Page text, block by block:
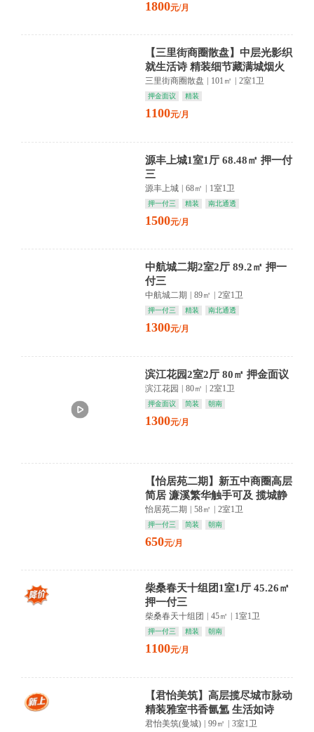
1800元/月
【三里街商圈散盘】中层光影织
就生活诗 精装细节藏满城烟火
归家即心安
三里街商圈散盘 101㎡ 2室1卫
押金面议 精装
1100元/月
源丰上城1室1厅 68.48㎡ 押一付
三
源丰上城 | 68㎡ | 1室1卫
押一付三 精装 南北通透
1500元/月
中航城二期2室2厅 89.2㎡ 押一
付三
中航城二期 89㎡ 2室1卫
押一付三 精装 南北通透
1300元/月
滨江花园2室2厅 80㎡ 押金面议
滨江花园 | 80㎡ | 2室1卫
押金面议 简装 朝南
1300元/月
【怡居苑二期】新五中商圈高层
简居 濂溪繁华触手可及 揽城静
享自在时光
怡居苑二期 58㎡ 2室1卫
押一付三 简装 朝南
650元/月
柴桑春天十组团1室1厅 45.26㎡
押一付三
柴桑春天十组团 45㎡ 1室1卫
押一付三 精装 朝南
1100元/月
【君怡美筑】高层揽尽城市脉动
精装雅室书香氤氲 生活如诗
君怡美筑(曼城) | 99㎡ | 3室1卫